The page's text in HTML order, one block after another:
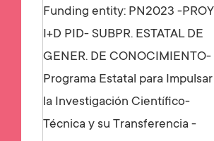
Funding entity: PN2023 -PROY
I+D PID- SUBPR. ESTATAL DE
GENER. DE CONOCIMIENTO-
Programa Estatal para Impulsar
la Investigación Científico-
Técnica y su Transferencia -